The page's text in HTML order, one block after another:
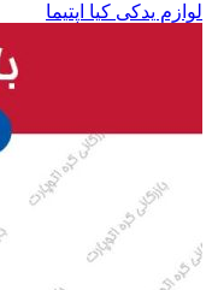
لوازم یدکی کیا اپتیما